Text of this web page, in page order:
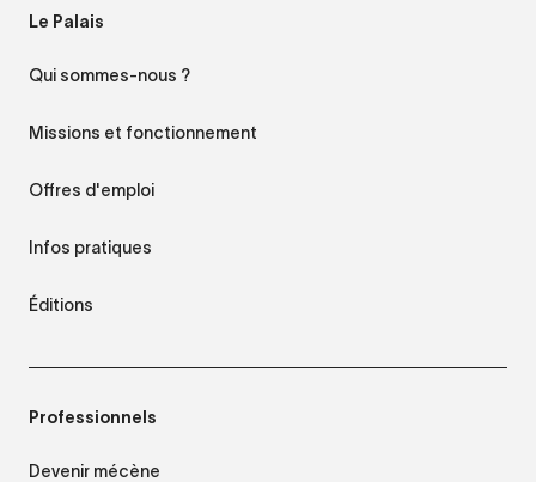
Le Palais
Qui sommes-nous ?
Missions et fonctionnement
Offres d'emploi
Infos pratiques
Éditions
Professionnels
Devenir mécène